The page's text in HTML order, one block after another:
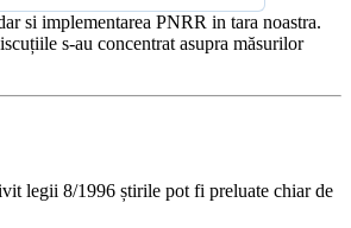
si implementarea PNRR in tara noastra.
s-au concentrat asupra măsurilor
legii 8/1996 știrile pot fi preluate chiar de